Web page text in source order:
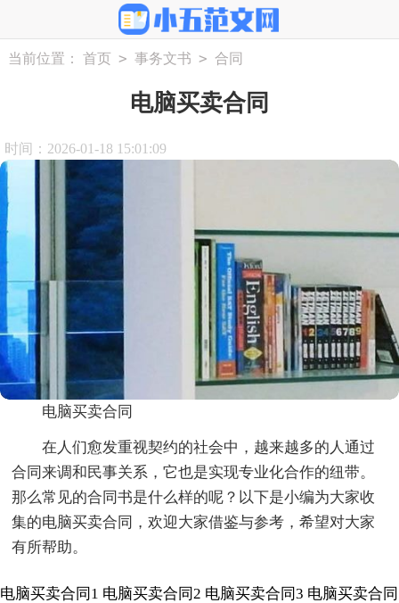
当前位置： 首页 > 事务文书 > 合同
电脑买卖合同
时间：2026-01-18 15:01:09
电脑买卖合同
在人们愈发重视契约的社会中，越来越多的人通过
合同来调和民事关系，它也是实现专业化合作的纽带。
那么常见的合同书是什么样的呢？以下是小编为大家收
集的电脑买卖合同，欢迎大家借鉴与参考，希望对大家
有所帮助。
电脑买卖合同1 电脑买卖合同2 电脑买卖合同3 电脑买卖合同